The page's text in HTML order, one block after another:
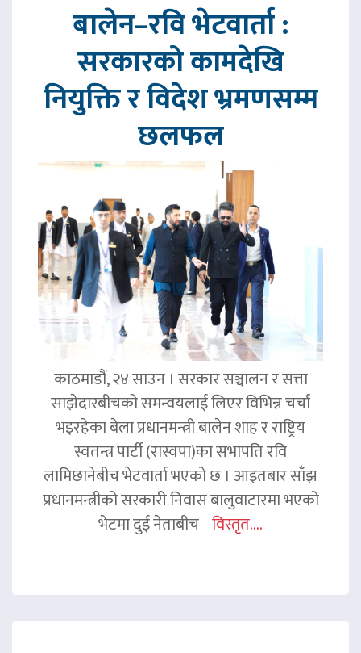
बालेन–रवि भेटवार्ता :
सरकारको कामदेखि
नियुक्ति र विदेश भ्रमणसम्म
छलफल
काठमाडौं, २४ साउन । सरकार सञ्चालन र सत्ता
साझेदारबीचको समन्वयलाई लिएर विभिन्न चर्चा
भइरहेका बेला प्रधानमन्त्री बालेन शाह र राष्ट्रिय
स्वतन्त्र पार्टी (रास्वपा)का सभापति रवि
लामिछानेबीच भेटवार्ता भएको छ । आइतबार साँझ
प्रधानमन्त्रीको सरकारी निवास बालुवाटारमा भएको
भेटमा दुई नेताबीच विस्तृत....